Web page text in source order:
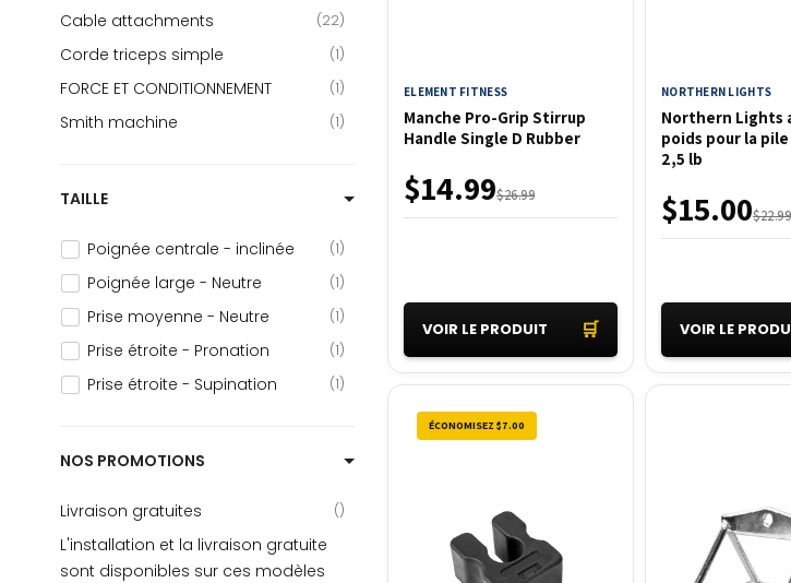
Smith machine en coin commercial
1
SMITH MACHINES 1
Cable attachments 22
Corde triceps simple 1
FORCE ET CONDITIONNEMENT 1
Smith machine 1
TAILLE
Poignée centrale - inclinée 1
Poignée large - Neutre 1
Prise moyenne - Neutre 1
Prise étroite - Pronation 1
Prise étroite - Supination 1
NOS PROMOTIONS
Livraison gratuites
L'installation et la livraison gratuite
sont disponibles sur ces modèles
ELEMENT FITNESS
Manche Pro-Grip Stirrup
Handle Single D Rubber
$26.99
$14.99
VOIR LE PRODUIT 🛒
NORTHERN LIGHTS
Northern Lights
poids pour la
2,5 lb
$22.99
$15.00
VOIR LE
ÉCONOMISEZ $7.00